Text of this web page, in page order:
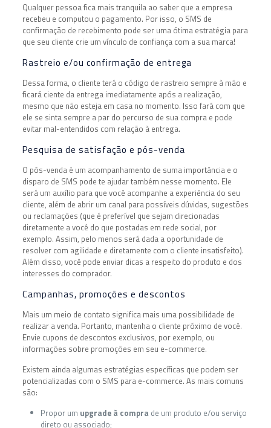
Qualquer pessoa fica mais tranquila ao saber que a empresa
recebeu e computou o pagamento. Por isso, o SMS de
confirmação de recebimento pode ser uma ótima estratégia para
que seu cliente crie um vínculo de confiança com a sua marca!
Rastreio e/ou confirmação de entrega
Dessa forma, o cliente terá o código de rastreio sempre à mão e
ficará ciente da entrega imediatamente após a realização,
mesmo que não esteja em casa no momento. Isso fará com que
ele se sinta sempre a par do percurso de sua compra e pode
evitar mal-entendidos com relação à entrega.
Pesquisa de satisfação e pós-venda
O pós-venda é um acompanhamento de suma importância e o
disparo de SMS pode te ajudar também nesse momento. Ele
será um auxílio para que você acompanhe a experiência do seu
cliente, além de abrir um canal para possíveis dúvidas, sugestões
ou reclamações (que é preferível que sejam direcionadas
diretamente a você do que postadas em rede social, por
exemplo. Assim, pelo menos será dada a oportunidade de
resolver com agilidade e diretamente com o cliente insatisfeito).
Além disso, você pode enviar dicas a respeito do produto e dos
interesses do comprador.
Campanhas, promoções e descontos
Mais um meio de contato significa mais uma possibilidade de
realizar a venda. Portanto, mantenha o cliente próximo de você.
Envie cupons de descontos exclusivos, por exemplo, ou
informações sobre promoções em seu e-commerce.
Existem ainda algumas estratégias específicas que podem ser
potencializadas com o SMS para e-commerce. As mais comuns
são:
Propor um upgrade à compra de um produto e/ou serviço
direto ou associado;